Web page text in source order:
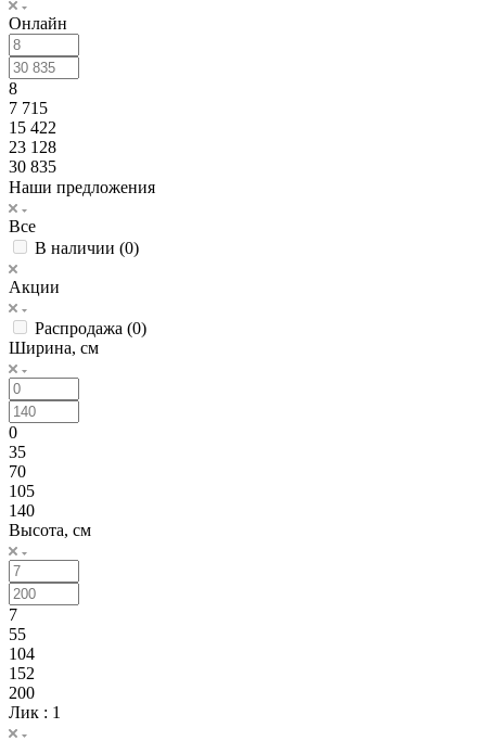
Онлайн
8
7 715
15 422
23 128
30 835
Наши предложения
Все
В наличии (0)
Акции
Распродажа (0)
Ширина, см
0
35
70
105
140
Высота, см
7
55
104
152
200
Лик : 1